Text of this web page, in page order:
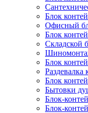
Блок
Офисный
Блок
Складской
Блок
Раздевалка
Блок
Бытовки
Блок-
Блок-